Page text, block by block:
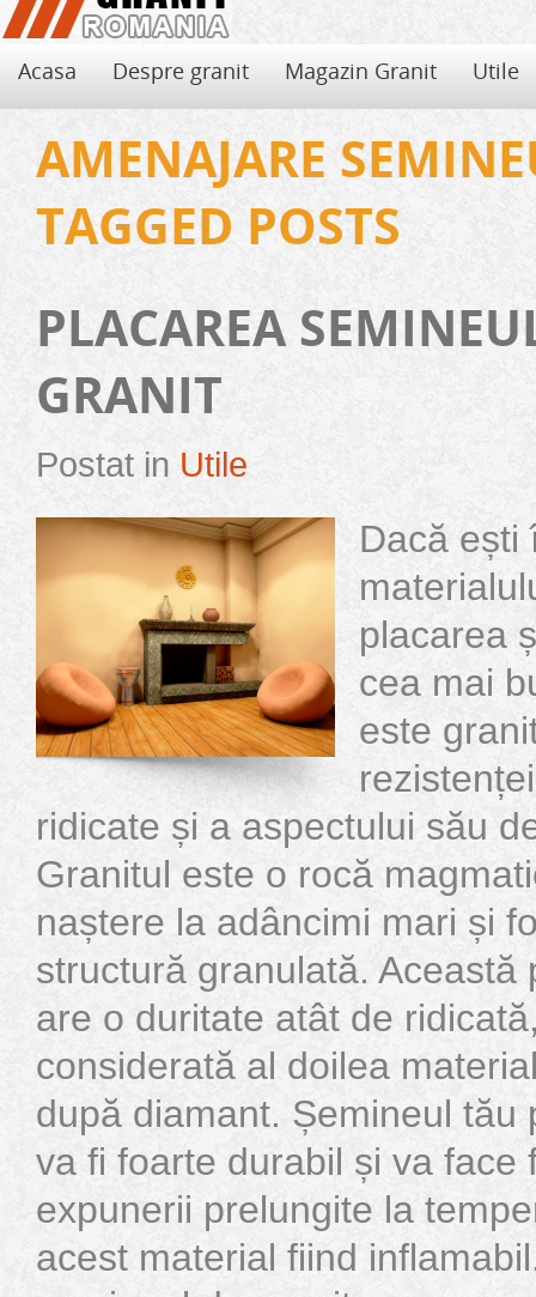
Acasa Despre granit Magazin Granit Utile
Avantajele si dezavantajele granitului
AMENAJARE
TAGGED POSTS
PLACAREA
GRANIT
Postat in Utile
Dacă ești
placarea
cea mai
este
ridicate și a aspectului său
Granitul este o rocă
naștere la adâncimi mari și
structură granulată. Această
are o duritate atât de
considerată al doilea
după diamant. Șemineul tău
va fi foarte durabil și va face
expunerii prelungite la
acest material fiind